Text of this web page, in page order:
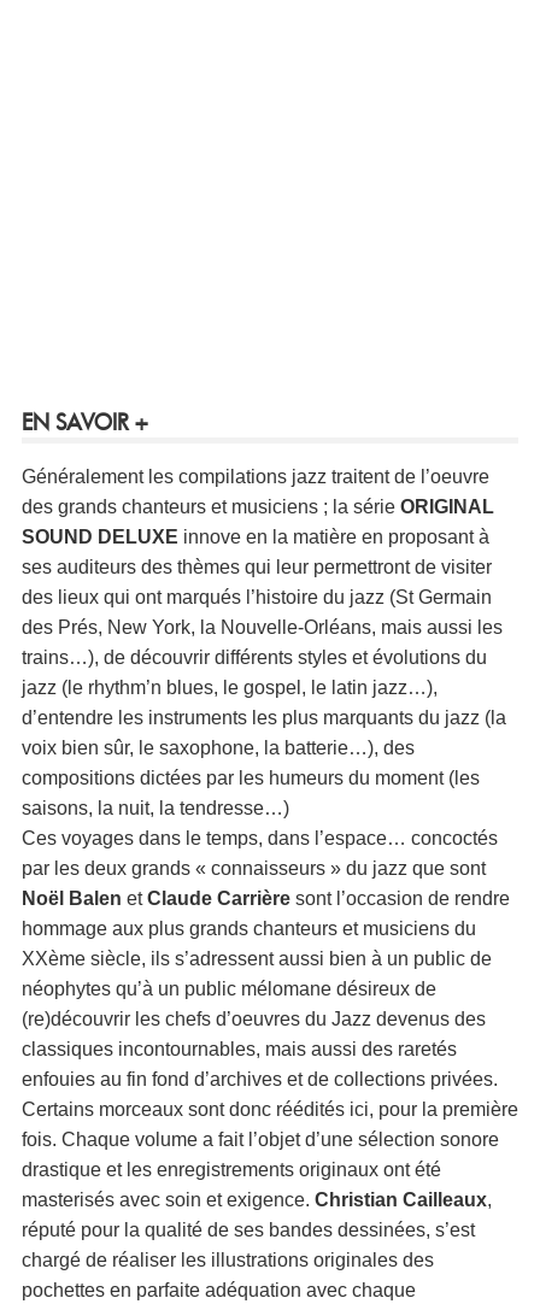
EN SAVOIR +
Généralement les compilations jazz traitent de l’oeuvre
des grands chanteurs et musiciens ; la série ORIGINAL
SOUND DELUXE innove en la matière en proposant à
ses auditeurs des thèmes qui leur permettront de visiter
des lieux qui ont marqués l’histoire du jazz (St Germain
des Prés, New York, la Nouvelle-Orléans, mais aussi les
trains…), de découvrir différents styles et évolutions du
jazz (le rhythm’n blues, le gospel, le latin jazz…),
d’entendre les instruments les plus marquants du jazz (la
voix bien sûr, le saxophone, la batterie…), des
compositions dictées par les humeurs du moment (les
saisons, la nuit, la tendresse…)
Ces voyages dans le temps, dans l’espace… concoctés
par les deux grands « connaisseurs » du jazz que sont
Noël Balen etClaude Carrièresont l’occasion de rendre
hommage aux plus grands chanteurs et musiciens du
XXème siècle, ils s’adressent aussi bien à un public de
néophytes qu’à un public mélomane désireux de
(re)découvrir les chefs d’oeuvres du Jazz devenus des
classiques incontournables, mais aussi des raretés
enfouies au fin fond d’archives et de collections privées.
Certains morceaux sont donc réédités ici, pour la première
fois. Chaque volume a fait l’objet d’une sélection sonore
drastique et les enregistrements originaux ont été
masterisés avec soin et exigence. Christian Cailleaux,
réputé pour la qualité de ses bandes dessinées, s’est
chargé de réaliser les illustrations originales des
pochettes en parfaite adéquation avec chaque